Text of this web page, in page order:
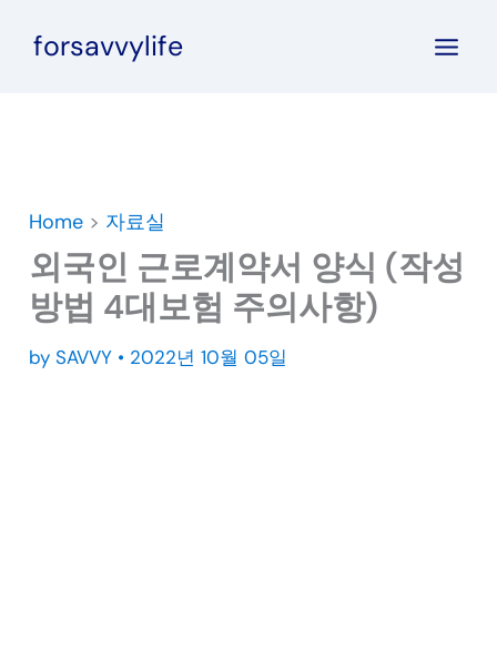
forsavvylife
Home > 자료실
외국인 근로계약서 양식 (작성
방법 4대보험 주의사항)
by SAVVY • 2022년 10월 05일